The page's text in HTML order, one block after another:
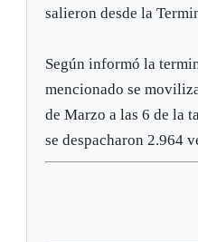
salieron desde la
Según informó la
mencionado se
de Marzo a las 6 de la
se despacharon 2.964